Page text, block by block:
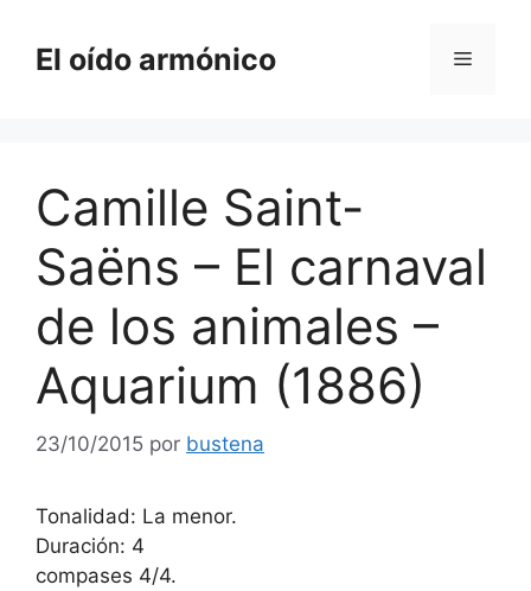
contenido
El oído armónico Menú
Camille Saint-
Saëns – El carnaval
de los animales –
Aquarium (1886)
23/10/2015 por bustena
Tonalidad: La menor.
Duración: 4
compases 4/4.